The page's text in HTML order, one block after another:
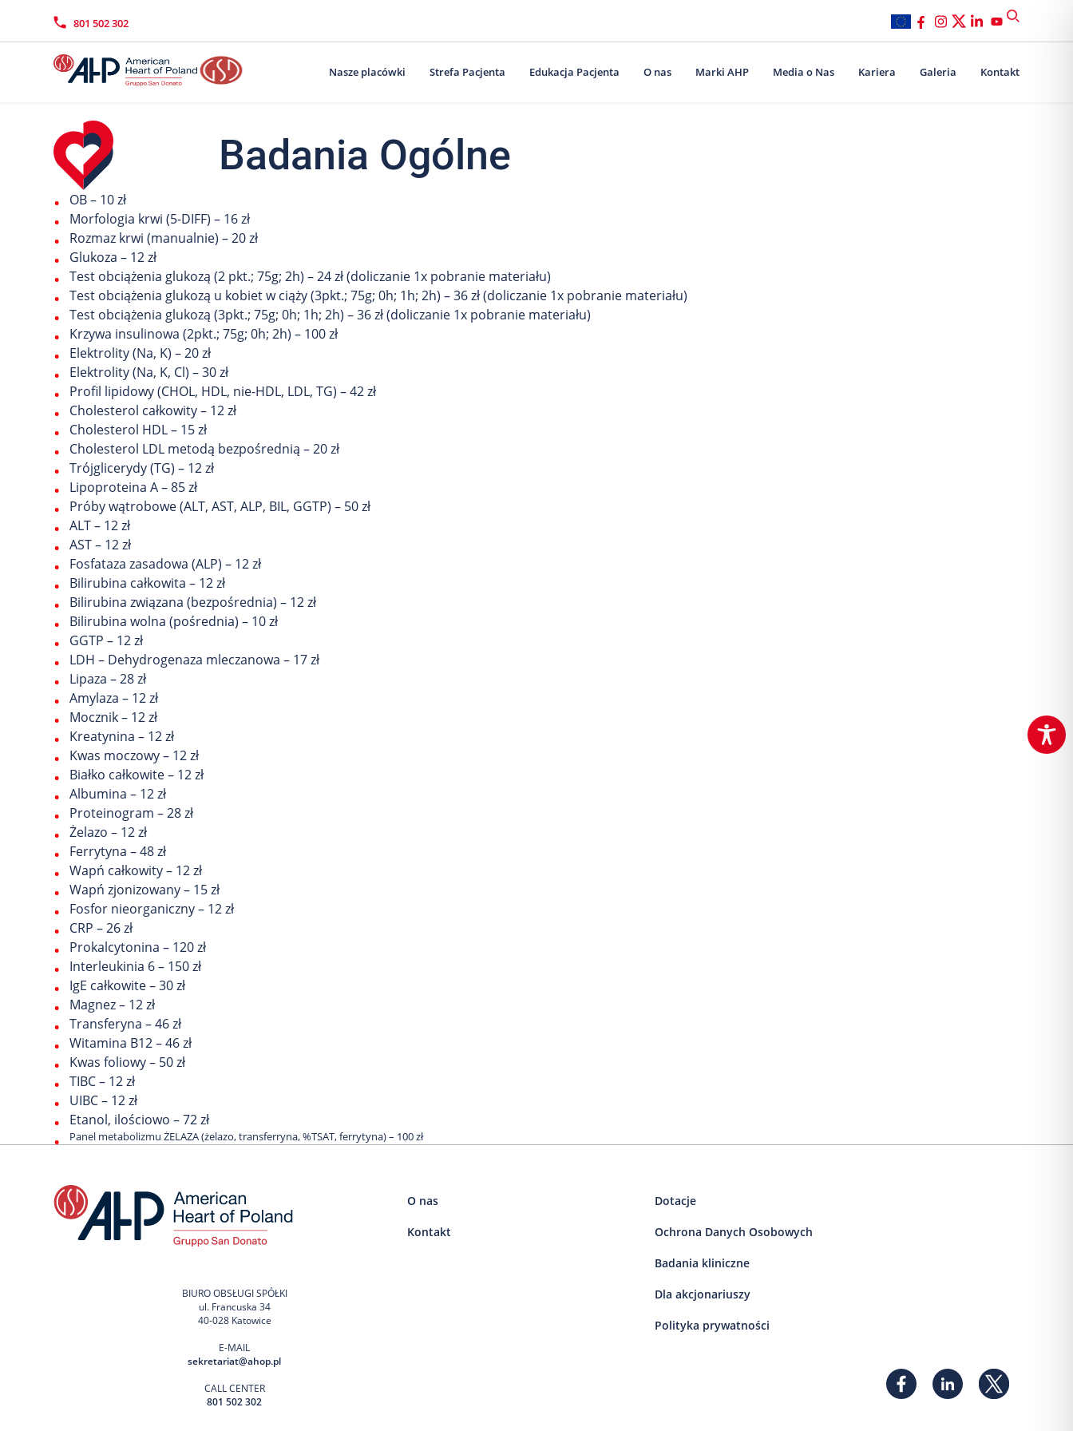
801 502 302
Nasze placówki Strefa Pacjenta Edukacja Pacjenta O nas Marki AHP Media o Nas Kariera Galeria Kontakt
Badania Ogólne
OB – 10 zł
Morfologia krwi (5-DIFF) – 16 zł
Rozmaz krwi (manualnie) – 20 zł
Glukoza – 12 zł
Test obciążenia glukozą (2 pkt.; 75g; 2h) – 24 zł (doliczanie 1x pobranie materiału)
Test obciążenia glukozą u kobiet w ciąży (3pkt.; 75g; 0h; 1h; 2h) – 36 zł (doliczanie 1x pobranie materiału)
Test obciążenia glukozą (3pkt.; 75g; 0h; 1h; 2h) – 36 zł (doliczanie 1x pobranie materiału)
Krzywa insulinowa (2pkt.; 75g; 0h; 2h) – 100 zł
Elektrolity (Na, K) – 20 zł
Elektrolity (Na, K, Cl) – 30 zł
Profil lipidowy (CHOL, HDL, nie-HDL, LDL, TG) – 42 zł
Cholesterol całkowity – 12 zł
Cholesterol HDL – 15 zł
Cholesterol LDL metodą bezpośrednią – 20 zł
Trójglicerydy (TG) – 12 zł
Lipoproteina A – 85 zł
Próby wątrobowe (ALT, AST, ALP, BIL, GGTP) – 50 zł
ALT – 12 zł
AST – 12 zł
Fosfataza zasadowa (ALP) – 12 zł
Bilirubina całkowita – 12 zł
Bilirubina związana (bezpośrednia) – 12 zł
Bilirubina wolna (pośrednia) – 10 zł
GGTP – 12 zł
LDH – Dehydrogenaza mleczanowa – 17 zł
Lipaza – 28 zł
Amylaza – 12 zł
Mocznik – 12 zł
Kreatynina – 12 zł
Kwas moczowy – 12 zł
Białko całkowite – 12 zł
Albumina – 12 zł
Proteinogram – 28 zł
Żelazo – 12 zł
Ferrytyna – 48 zł
Wapń całkowity – 12 zł
Wapń zjonizowany – 15 zł
Fosfor nieorganiczny – 12 zł
CRP – 26 zł
Prokalcytonina – 120 zł
Interleukinia 6 – 150 zł
IgE całkowite – 30 zł
Magnez – 12 zł
Transferyna – 46 zł
Witamina B12 – 46 zł
Kwas foliowy – 50 zł
TIBC – 12 zł
UIBC – 12 zł
Etanol, ilościowo – 72 zł
Panel metabolizmu ŻELAZA (żelazo, transferryna, %TSAT, ferrytyna) – 100 zł
BIURO OBSŁUGI SPÓŁKI
ul. Francuska 34
40-028 Katowice
E-MAIL
sekretariat@ahop.pl
CALL CENTER
801 502 302
O nas
Kontakt
Dotacje
Ochrona Danych Osobowych
Badania kliniczne
Dla akcjonariuszy
Polityka prywatności